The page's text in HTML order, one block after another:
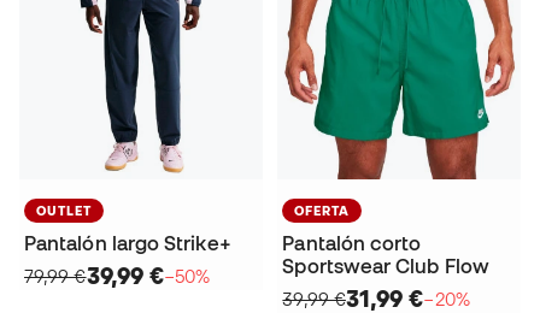
OUTLET
Pantalón largo Strike+
79,99 €39,99 €−50%
OFERTA
Pantalón corto
Sportswear Club Flow
39,99 €31,99 €−20%